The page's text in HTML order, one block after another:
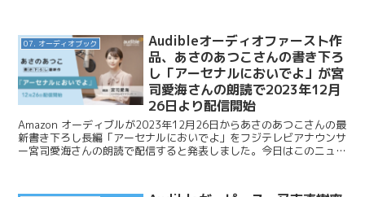
07. オーディオブック
Audibleオーディオファースト作
品、あさのあつこさんの書き下ろ
し「アーセナルにおいでよ」が宮
司愛海さんの朗読で2023年12月
26日より配信開始
Amazon オーディブルが2023年12月26日からあさのあつこさんの最
新書き下ろし長編「アーセナルにおいでよ」をフジテレビアナウンサ
ー宮司愛海さんの朗読で配信すると発表しました。今日はこのニュー